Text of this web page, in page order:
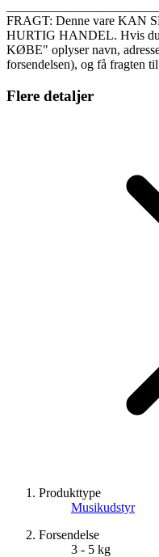
FRAGT: Denne vare KAN
HURTIG HANDEL. Hvis
KØBE" oplyser navn,
forsendelsen), og få fragten
Flere detaljer
Produkttype
Musikudstyr
Forsendelse
3 - 5 kg